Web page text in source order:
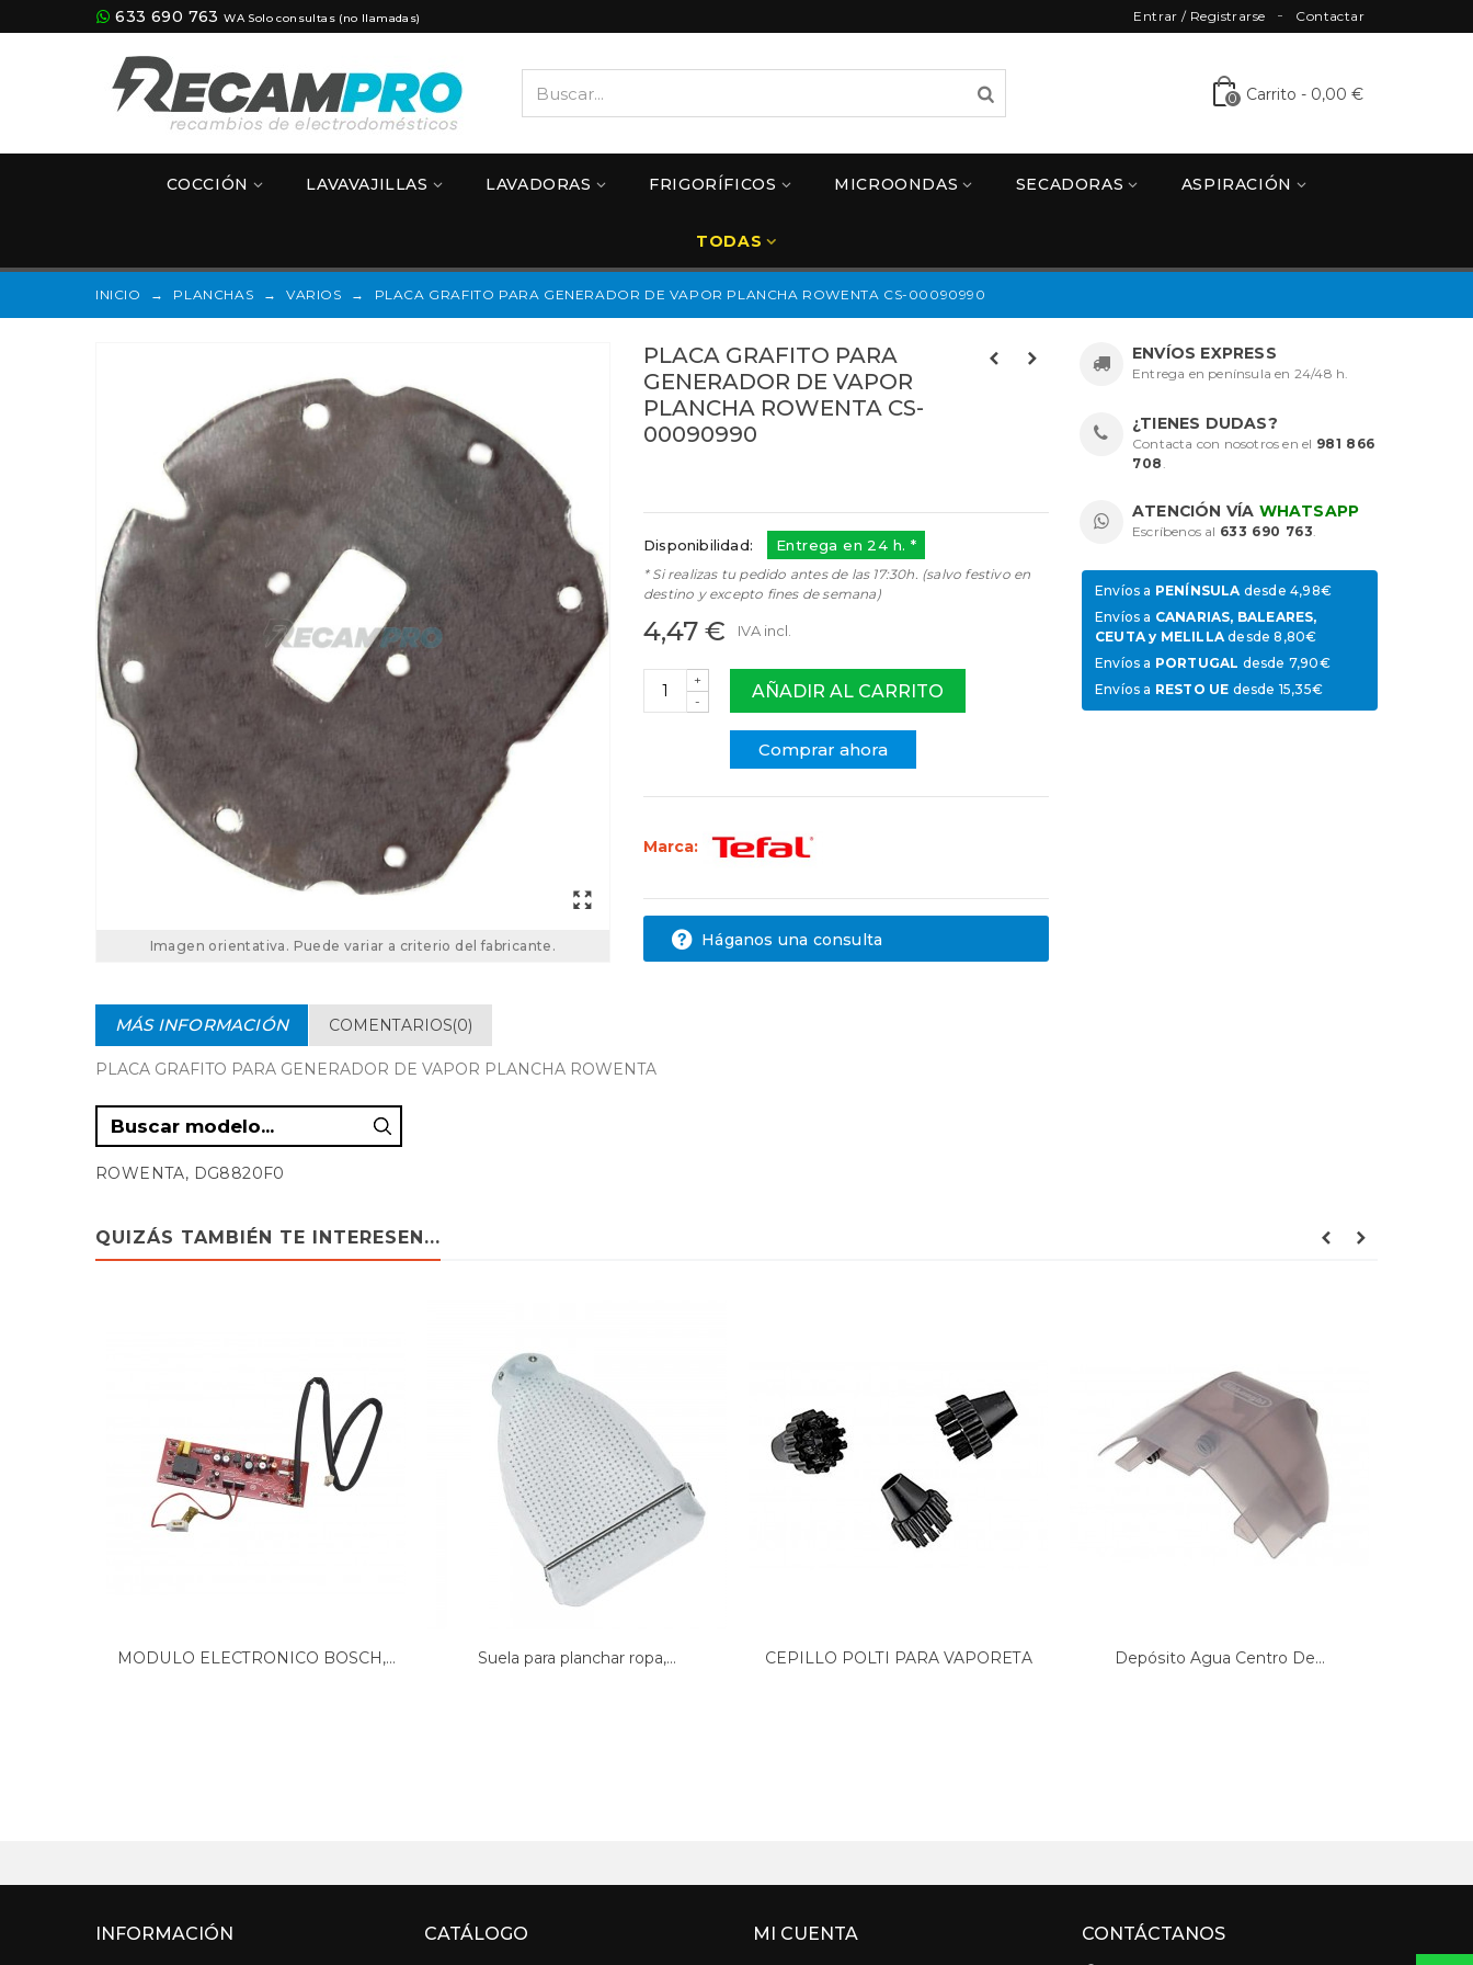
633 690 763 WA Solo consultas (no llamadas) Contactar
Entrar / Registrarse
0 Carrito - 0,00 €
COCCIÓN LAVAVAJILLAS LAVADORAS FRIGORÍFICOS MICROONDAS SECADORAS ASPIRACIÓN
TODAS
INICIO → PLANCHAS → VARIOS → PLACA GRAFITO PARA GENERADOR DE VAPOR PLANCHA ROWENTA CS-00090990
Imagen orientativa. Puede variar a criterio del fabricante.
PLACA GRAFITO PARA
GENERADOR DE VAPOR
PLANCHA ROWENTA CS-
00090990
Disponibilidad: Entrega en 24 h. *
* Si realizas tu pedido antes de las 17:30h. (salvo festivo en
destino y excepto fines de semana)
4,47 € IVA incl.
-
+
AÑADIR AL CARRITO
Comprar ahora
Marca:
Háganos una consulta
ENVÍOS EXPRESS
Entrega en península en 24/48 h.
¿TIENES DUDAS?
Contacta con nosotros en el 981 866
708 .
ATENCIÓN VÍA WHATSAPP
Escríbenos al 633 690 763.
Envíos a PENÍNSULAdesde 4,98€
Envíos a CANARIAS, BALEARES,
CEUTA y MELILLAdesde 8,80€
Envíos a PORTUGAL desde 7,90€
Envíos a RESTO UE desde 15,35€
MÁS INFORMACIÓN COMENTARIOS(0)
PLACA GRAFITO PARA GENERADOR DE VAPOR PLANCHA ROWENTA
ROWENTA, DG8820F0
QUIZÁS TAMBIÉN TE INTERESEN...
MODULO ELECTRONICO BOSCH,... Suela para planchar ropa,...
CEPILLO POLTI PARA VAPORETA
Depósito Agua Centro De...
INFORMACIÓN CATÁLOGO MI CUENTA CONTÁCTANOS